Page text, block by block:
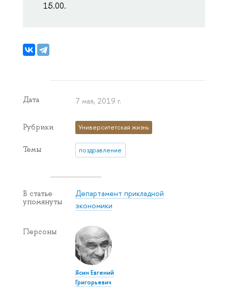
15.00.
Дата 7 мая, 2019 г.
Рубрики Университетская жизнь
Темы поздравление
В статье
упомянуты
Департамент прикладной
экономики
Персоны
Ясин Евгений
Григорьевич